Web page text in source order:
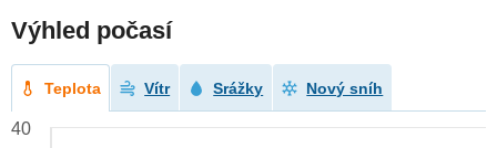
Výhled počasí
Teplota Vítr Srážky Nový sníh
40